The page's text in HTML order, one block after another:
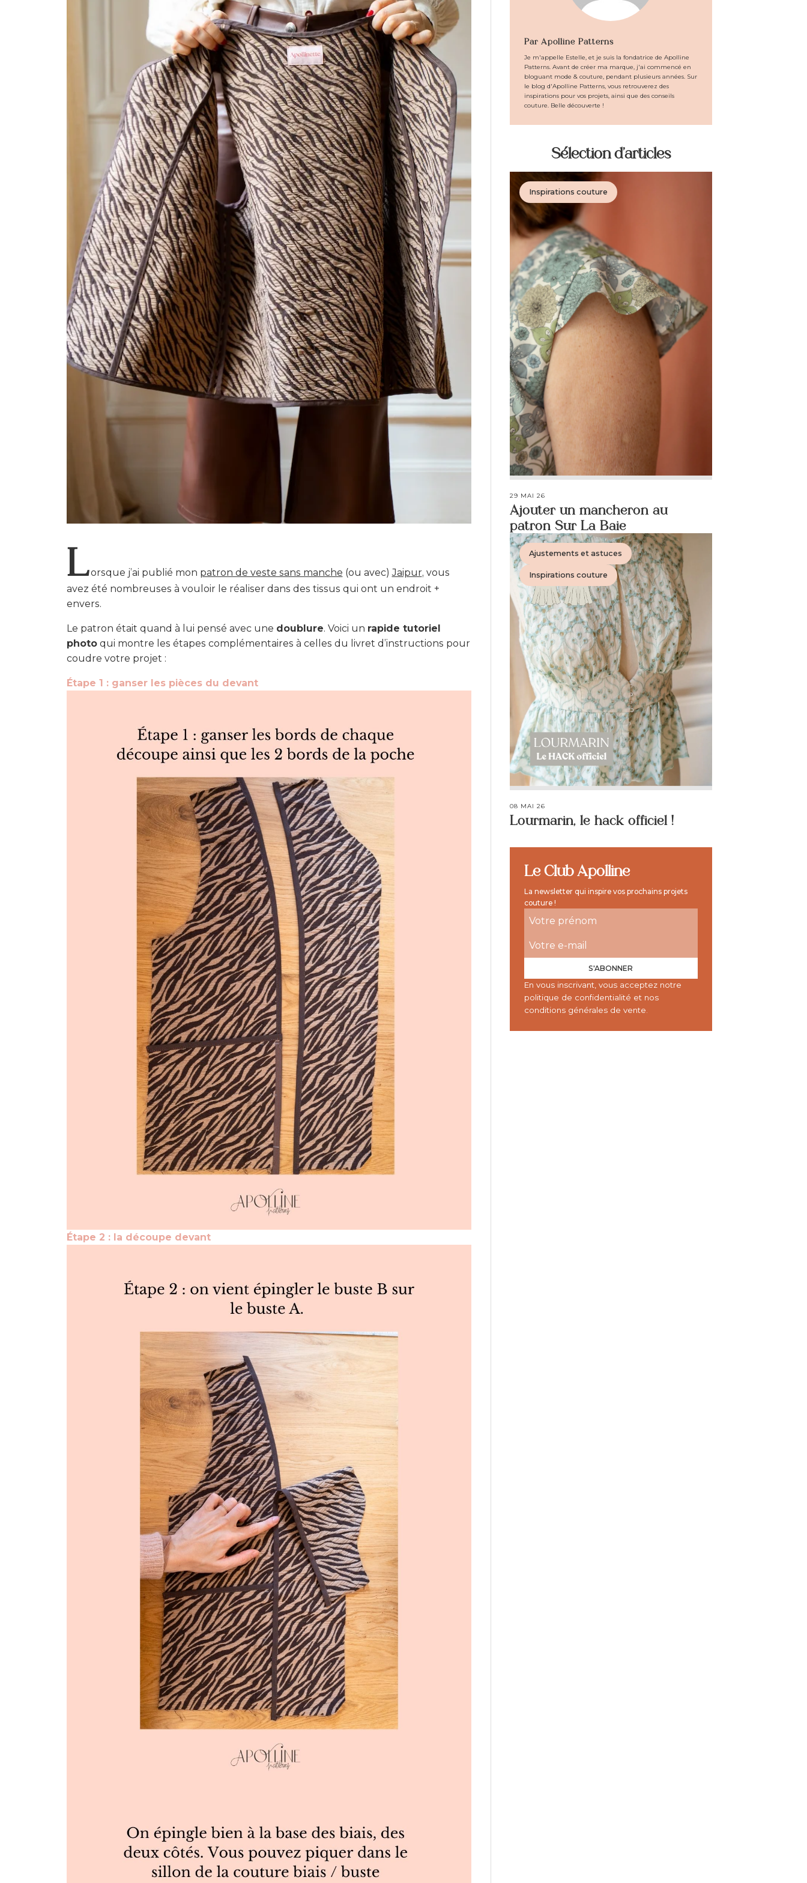
ACCOMPAGNEMENTS
PERSONNALISÉS
LOOKBOOK
L orsque j’ai publié mon patron de veste sans manche (ou avec)Jaipur, vous
avez été nombreuses à vouloir le réaliser dans des tissus qui ont un endroit +
envers.
Le patron était quand à lui pensé avec une doublure. Voici un rapide tutoriel
photoqui montre les étapes complémentaires à celles du livret d’instructions pour
coudre votre projet :
Étape 1 : ganser les pièces du devant
Étape 2 : la découpe devant
Par Apolline Patterns
Je m'appelle Estelle, et je suis la fondatrice de Apolline
Patterns. Avant de créer ma marque, j'ai commencé en
bloguant mode & couture, pendant plusieurs années. Sur
le blog d'Apolline Patterns, vous retrouverez des
inspirations pour vos projets, ainsi que des conseils
couture. Belle découverte !
Sélection d'articles
Inspirations couture
29 MAI 26
Ajouter un mancheron au
patron Sur La Baie
Ajustements et astuces
Inspirations couture
08 MAI 26
Lourmarin, le hack officiel !
Le Club Apolline
La newsletter qui inspire vos prochains projets
couture !
S'ABONNER
En vous inscrivant, vous acceptez notre
politique de confidentialité et nos
conditions générales de vente.